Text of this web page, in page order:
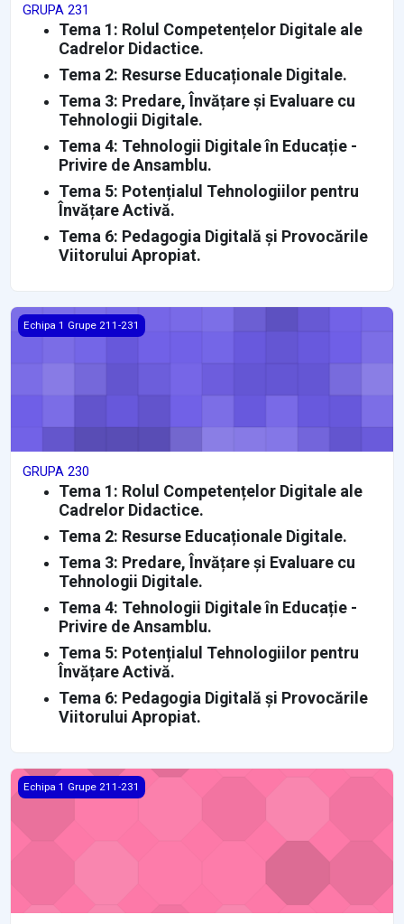
GRUPA 231
Tema 1: Rolul Competențelor Digitale ale
Cadrelor Didactice.
Tema 2: Resurse Educaționale Digitale.
Tema 3: Predare, Învățare și Evaluare cu
Tehnologii Digitale.
Tema 4: Tehnologii Digitale în Educație -
Privire de Ansamblu.
Tema 5: Potențialul Tehnologiilor pentru
Învățare Activă.
Tema 6: Pedagogia Digitală și Provocările
Viitorului Apropiat.
GRUPA 230
Echipa 1 Grupe 211-231
GRUPA 230
Tema 1: Rolul Competențelor Digitale ale
Cadrelor Didactice.
Tema 2: Resurse Educaționale Digitale.
Tema 3: Predare, Învățare și Evaluare cu
Tehnologii Digitale.
Tema 4: Tehnologii Digitale în Educație -
Privire de Ansamblu.
Tema 5: Potențialul Tehnologiilor pentru
Învățare Activă.
Tema 6: Pedagogia Digitală și Provocările
Viitorului Apropiat.
GRUPA 229
Echipa 1 Grupe 211-231